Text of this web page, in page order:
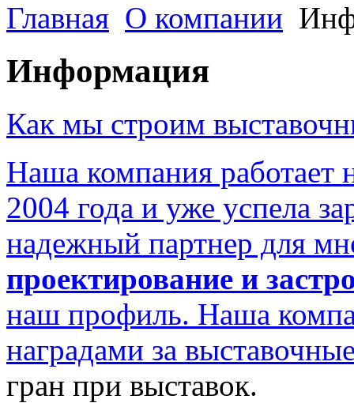
Главная О компании
Информация
Как мы строим
Наша компания работает
2004 года и уже успела
надежный партнер для
проектирование и
наш профиль. Наша
наградами за
гран при выставок.